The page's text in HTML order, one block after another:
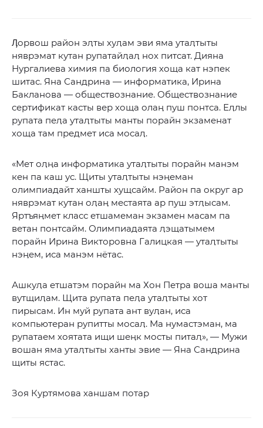
Ӆорвош район эӆты хуӆам эви яма утаӆтыты
няврэмат кутан рупатайӆаӆ нох питсат. Дияна
Нургалиева химия па биология хоща кат нэпек
шитас. Яна Сандрина — информатика, Ирина
Бакланова — обществознание. Обществознание
сертификат касты вер хоща олаӊ пуш понтса. Еӆлы
рупата пеӆа утаӆтыты манты порайн экзаменат
хоща там предмет иса мосаӆ.
«Мет оӆӊа информатика утаӆтыты порайн манэм
кен па каш ус. Щиты утаӆтыты нэӊеман
олимпиадайт ханшты хущсайм. Район па округ ар
няврэмат кутан оӆаӊ местаята ар пуш этӆысам.
Яртъяӊмет класс етшамеман экзамен масам па
ветан понтсайм. Олимпиадаята ӆэщатымем
порайн Ирина Викторовна Галицкая — утаӆтыты
нэӊем, иса манэм нётас.
Ашкуӆа етшатэм порайн ма Хон Петра воша манты
вутщиӆам. Щита рупата пеӆа утаӆтыты хот
пирысам. Ин муй рупата ант вуӆан, иса
компьютеран рупитты мосаӆ. Ма нумастэман, ма
рупатаем хоятата ищи шеӊк мосты питаӆ», — Мужи
вошан яма утаӆтыты ханты эвие — Яна Сандрина
щиты ястас.
Зоя Куртямова ханшам потар